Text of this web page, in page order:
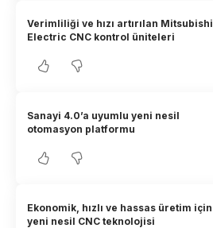
Verimliliği ve hızı artırılan Mitsubishi
Electric CNC kontrol üniteleri
Sanayi 4.0’a uyumlu yeni nesil
otomasyon platformu
Ekonomik, hızlı ve hassas üretim için
yeni nesil CNC teknolojisi